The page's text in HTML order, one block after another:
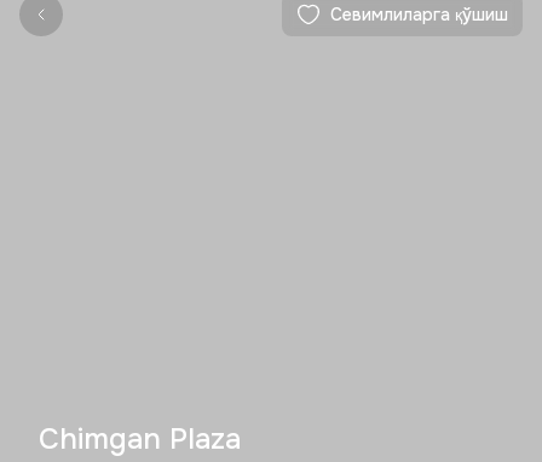
Севимлиларга қўшиш
Chimgan Plaza